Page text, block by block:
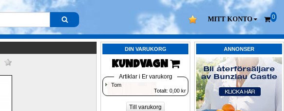
MITT KONTO 0
ANNONSER
DIN VARUKORG
KUNDVAGN
Artiklar i Er varukorg
Tom
Totalt: 0,00 kr
Till varukorg